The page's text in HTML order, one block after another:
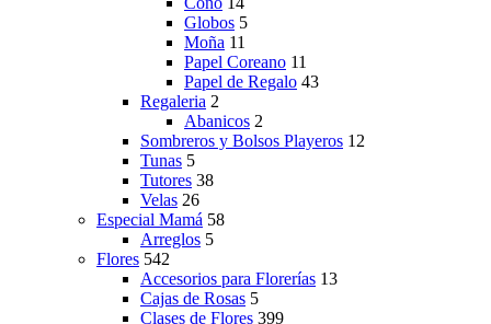
Globos 5
Moña 11
Papel Coreano 11
Papel de Regalo 43
Regaleria 2
Abanicos 2
Sombreros y Bolsos Playeros 12
Tunas 5
Tutores 38
Velas 26
Especial Mamá 58
Arreglos 5
Flores 542
Accesorios para Florerías 13
Cajas de Rosas 5
Clases de Flores 399